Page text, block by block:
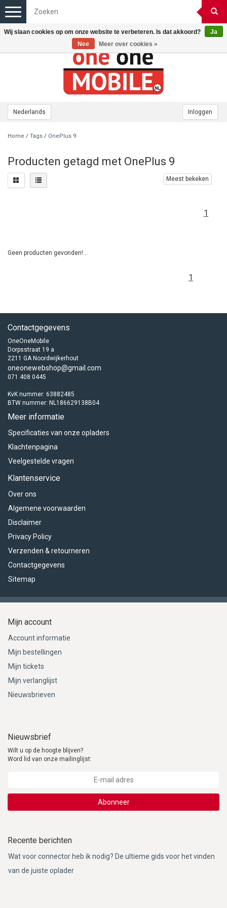
Nederlands Inloggen
Toggle
navigation
Home / Tags / OnePlus 9
Producten getagd met OnePlus 9
Meest bekeken
1
Geen producten gevonden!...
1
Contactgegevens
OneOneMobile
Dorpsstraat 19 a
2211 GA Noordwijkerhout
oneonewebshop@gmail.com
071 408 0445
KvK nummer: 63882485
BTW nummer: NL186629138B04
Meer informatie
Specificaties van onze opladers
Klachtenpagina
Veelgestelde vragen
Klantenservice
Over ons
Algemene voorwaarden
Disclaimer
Privacy Policy
Verzenden & retourneren
Contactgegevens
Sitemap
Mijn account
Account informatie
Mijn bestellingen
Mijn tickets
Mijn verlanglijst
Nieuwsbrieven
Nieuwsbrief
Wilt u op de hoogte blijven?
Word lid van onze mailinglijst:
Abonneer
Recente berichten
Wat voor connector heb ik nodig? De ultieme gids voor het vinden
van de juiste oplader
Wij slaan cookies op om onze website te verbeteren. Is dat akkoord?
Ja
Nee
Meer over cookies »